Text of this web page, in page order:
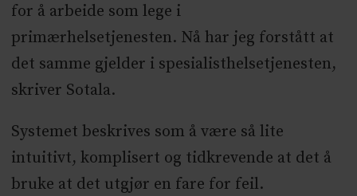
for å arbeide som lege i
primærhelsetjenesten. Nå har jeg forstått at
det samme gjelder i spesialisthelsetjenesten,
skriver Sotala.
Systemet beskrives som å være så lite
intuitivt, komplisert og tidkrevende at det å
bruke at det utgjør en fare for feil.